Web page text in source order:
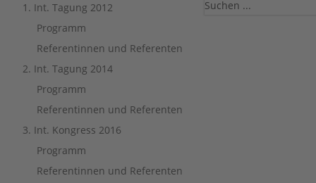
1. Int. Tagung 2012
Programm
Referentinnen und Referenten
2. Int. Tagung 2014
Programm
Referentinnen und Referenten
3. Int. Kongress 2016
Programm
Referentinnen und Referenten